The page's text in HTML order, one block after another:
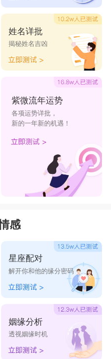
姓名详批
揭秘姓名吉凶
紫微流年运势
各项运势详批，
新的一年新的机遇！
感
星座配对
解开你和他的缘分密码
姻缘分析
透视姻缘时机